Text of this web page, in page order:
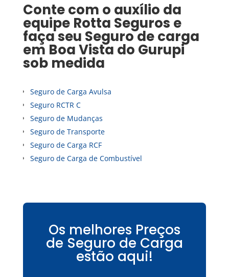
Conte com o auxílio da
equipe Rotta Seguros e
faça seu Seguro de carga
em Boa Vista do Gurupi
sob medida
Seguro de Carga Avulsa
Seguro RCTR C
Seguro de Mudanças
Seguro de Transporte
Seguro de Carga RCF
Seguro de Carga de Combustível
Os melhores Preços
de Seguro de Carga
estão aqui!